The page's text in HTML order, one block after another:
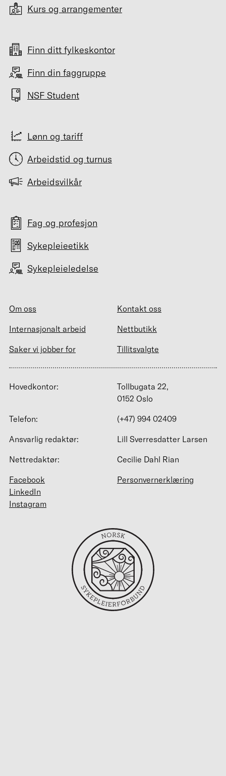
Kurs og arrangementer
Finn ditt fylkeskontor
Finn din faggruppe
NSF Student
Lønn og tariff
Arbeidstid og turnus
Arbeidsvilkår
Fag og profesjon
Sykepleieetikk
Sykepleieledelse
Om oss
Kontakt oss
Internasjonalt arbeid
Nettbutikk
Saker vi jobber for
Tillitsvalgte
Hovedkontor:
Tollbugata 22,
0152 Oslo
Telefon:
(+47) 994 02409
Ansvarlig redaktør:
Lill Sverresdatter Larsen
Nettredaktør:
Cecilie Dahl Rian
Facebook
LinkedIn
Instagram
Personvernerklæring